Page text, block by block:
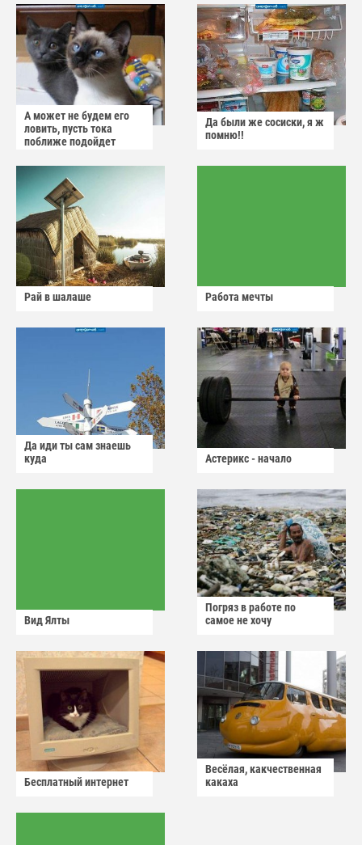
А может не будем его
ловить, пусть тока
поближе подойдет
Да были же сосиски, я ж
помню!!
Рай в шалаше Работа мечты
Да иди ты сам знаешь
куда
Астерикс - начало
Вид Ялты
Погряз в работе по
самое не хочу
Бесплатный интернет
Весёлая, какчественная
какаха